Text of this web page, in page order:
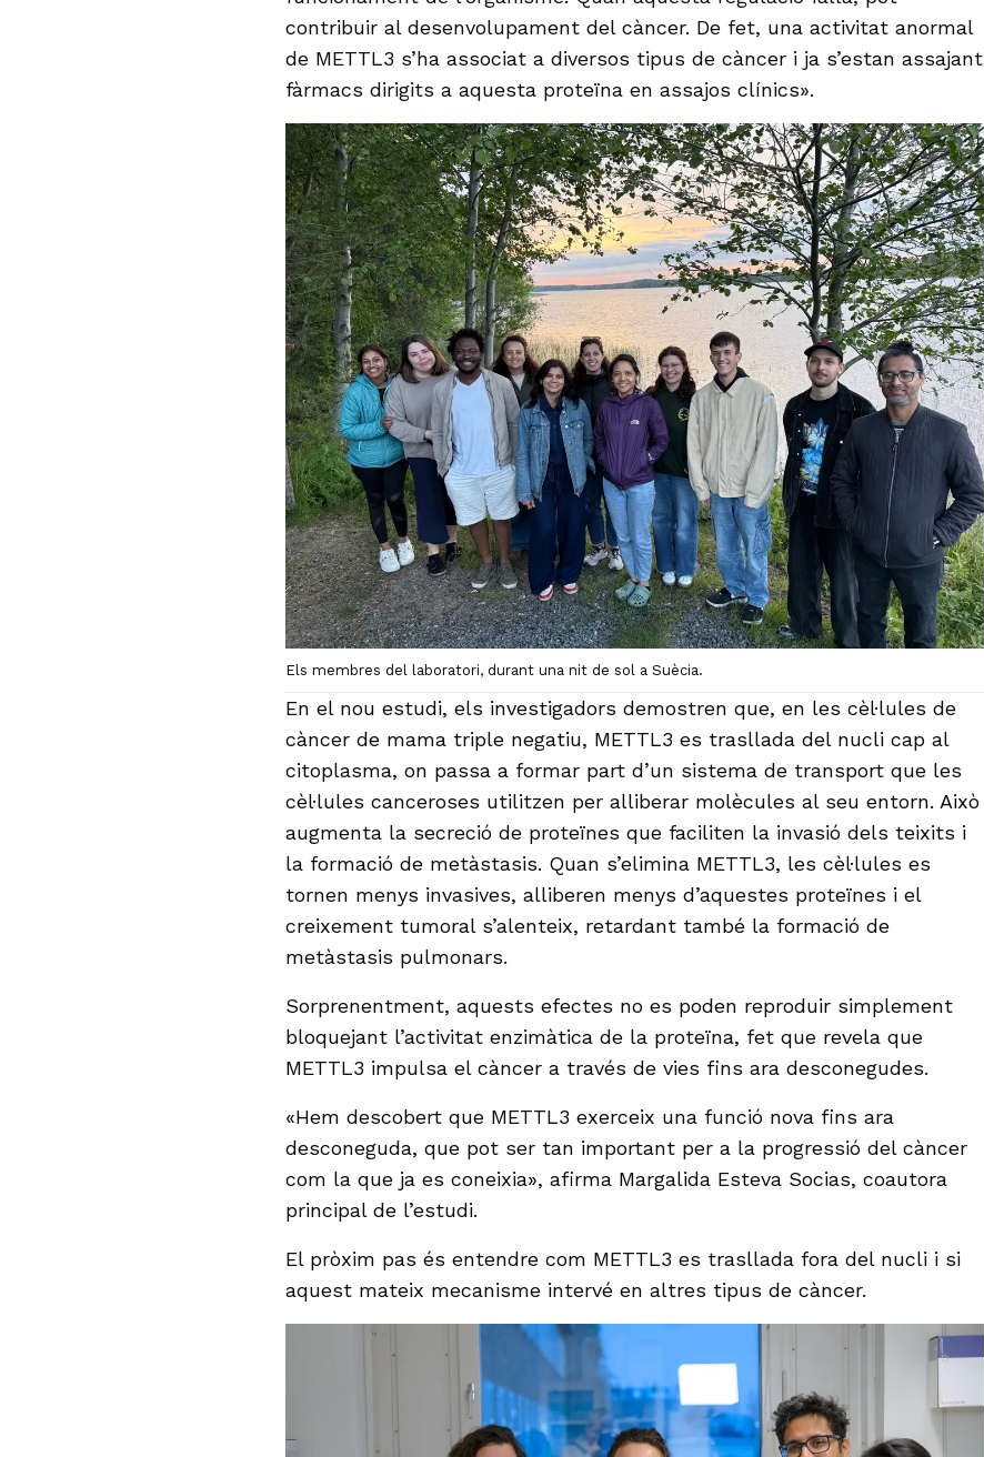
contribuir al desenvolupament del càncer. De fet, una activitat anormal
de METTL3 s’ha associat a diversos tipus de càncer i ja s’estan assajant
fàrmacs dirigits a aquesta proteïna en assajos clínics».
Els membres del laboratori, durant una nit de sol a Suècia.
En el nou estudi, els investigadors demostren que, en les cèl·lules de
càncer de mama triple negatiu, METTL3 es trasllada del nucli cap al
citoplasma, on passa a formar part d’un sistema de transport que les
cèl·lules canceroses utilitzen per alliberar molècules al seu entorn. Això
augmenta la secreció de proteïnes que faciliten la invasió dels teixits i
la formació de metàstasis. Quan s’elimina METTL3, les cèl·lules es
tornen menys invasives, alliberen menys d’aquestes proteïnes i el
creixement tumoral s’alenteix, retardant també la formació de
metàstasis pulmonars.
Sorprenentment, aquests efectes no es poden reproduir simplement
bloquejant l’activitat enzimàtica de la proteïna, fet que revela que
METTL3 impulsa el càncer a través de vies fins ara desconegudes.
«Hem descobert que METTL3 exerceix una funció nova fins ara
desconeguda, que pot ser tan important per a la progressió del càncer
com la que ja es coneixia», afirma Margalida Esteva Socias, coautora
principal de l’estudi.
El pròxim pas és entendre com METTL3 es trasllada fora del nucli i si
aquest mateix mecanisme intervé en altres tipus de càncer.